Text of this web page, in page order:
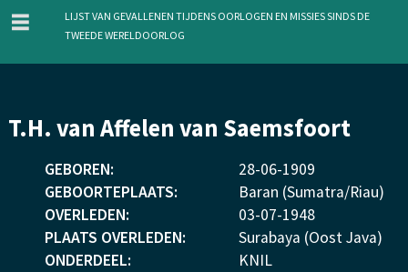
en
inhoud
menu
Lijst van gevallenen tijdens oorlogen en missies sinds de
Tweede Wereldoorlog
T.H. van Affelen van Saemsfoort
GEBOREN: 28-06-1909
GEBOORTEPLAATS:
Baran (Sumatra/Riau)
OVERLEDEN:
03-07-1948
PLAATS OVERLEDEN:
Surabaya (Oost Java)
ONDERDEEL:
KNIL